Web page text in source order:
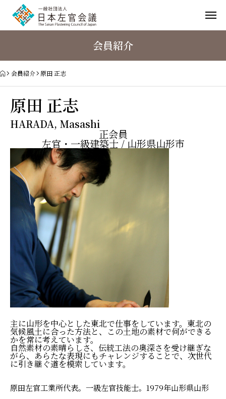
会員紹介
会員紹介 原田 正志
原田 正志
HARADA, Masashi
正会員
左官・一級建築士 / 山形県山形市
主に山形を中心とした東北で仕事をしています。東北の
気候風土に合った方法と、この土地の素材で何ができる
かを常に考えています。
自然素材の素晴らしさ、伝統工法の奥深さを受け継ぎな
がら、あらたな表現にもチャレンジすることで、次世代
に引き継ぐ道を模索しています。
原田左官工業所代表。一級左官技能士。1979年山形県山形